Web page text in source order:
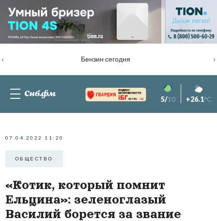
Бензин сегодня
‹ ›
82.76% -1.2 5/10 +26.1°C
07.04.2022 11:20
ОБЩЕСТВО
«Котик, который помнит
Ельцина»: зеленоглазый
Василий борется за звание